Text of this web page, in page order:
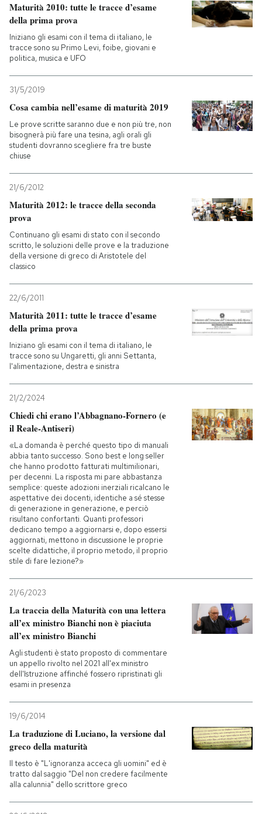
Entra
Maturità 2010: tutte le tracce d’esame
della prima prova
Iniziano gli esami con il tema di italiano, le
tracce sono su Primo Levi, foibe, giovani e
politica, musica e UFO
31/5/2019
Cosa cambia nell’esame di maturità 2019
Le prove scritte saranno due e non più tre, non
bisognerà più fare una tesina, agli orali gli
studenti dovranno scegliere fra tre buste
chiuse
21/6/2012
Maturità 2012: le tracce della seconda
prova
Continuano gli esami di stato con il secondo
scritto, le soluzioni delle prove e la traduzione
della versione di greco di Aristotele del
classico
22/6/2011
Maturità 2011: tutte le tracce d’esame
della prima prova
Iniziano gli esami con il tema di italiano, le
tracce sono su Ungaretti, gli anni Settanta,
l'alimentazione, destra e sinistra
21/2/2024
Chiedi chi erano l’Abbagnano-Fornero (e
il Reale-Antiseri)
«La domanda è perché questo tipo di manuali
abbia tanto successo. Sono best e long seller
che hanno prodotto fatturati multimilionari,
per decenni. La risposta mi pare abbastanza
semplice: queste adozioni inerziali ricalcano le
aspettative dei docenti, identiche a sé stesse
di generazione in generazione, e perciò
risultano confortanti. Quanti professori
dedicano tempo a aggiornarsi e, dopo essersi
aggiornati, mettono in discussione le proprie
scelte didattiche, il proprio metodo, il proprio
stile di fare lezione?»
21/6/2023
La traccia della Maturità con una lettera
all’ex ministro Bianchi non è piaciuta
all’ex ministro Bianchi
Agli studenti è stato proposto di commentare
un appello rivolto nel 2021 all'ex ministro
dell'Istruzione affinché fossero ripristinati gli
esami in presenza
19/6/2014
La traduzione di Luciano, la versione dal
greco della maturità
Il testo è "L'ignoranza acceca gli uomini" ed è
tratto dal saggio "Del non credere facilmente
alla calunnia" dello scrittore greco